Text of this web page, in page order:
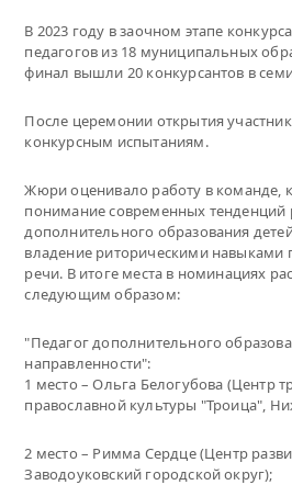
В 2023 году в заочном этапе
педагогов из 18 муниципальных
финал вышли 20 конкурсантов в
После церемонии открытия
конкурсным испытаниям.
Жюри оценивало работу в команде,
понимание современных тенденций
дополнительного образования
владение риторическими навыками
речи. В итоге места в номинациях
следующим образом:
"Педагог дополнительного
направленности":
1 место – Ольга Белогубова (Центр
православной культуры "Троица",
2 место – Римма Сердце (Центр
Заводоуковский городской округ);